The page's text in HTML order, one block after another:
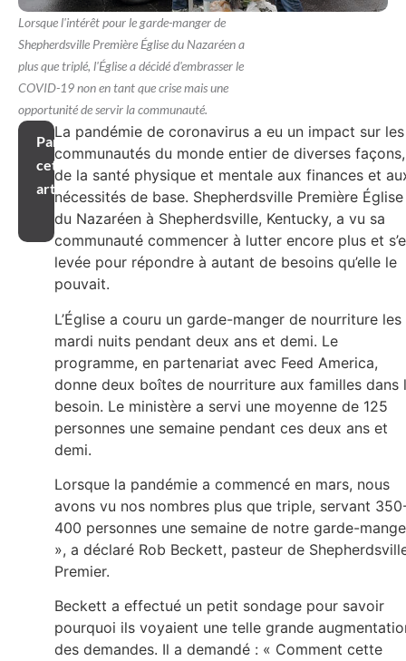
Lorsque l'intérêt pour le garde-manger de
Shepherdsville Première Église du Nazaréen a
plus que triplé, l'Église a décidé d'embrasser le
COVID-19 non en tant que crise mais une
opportunité de servir la communauté.
Partager
cet
article
La pandémie de coronavirus a eu un impact sur les
communautés du monde entier de diverses façons,
de la santé physique et mentale aux finances et
nécessités de base. Shepherdsville Première Église
du Nazaréen à Shepherdsville, Kentucky, a vu sa
communauté commencer à lutter encore plus et
levée pour répondre à autant de besoins qu’elle le
pouvait.
L’Église a couru un garde-manger de nourriture les
mardi nuits pendant deux ans et demi. Le
programme, en partenariat avec Feed America,
donne deux boîtes de nourriture aux familles dans
besoin. Le ministère a servi une moyenne de 125
personnes une semaine pendant ces deux ans et
demi.
Lorsque la pandémie a commencé en mars, nous
avons vu nos nombres plus que triple, servant
400 personnes une semaine de notre garde-
», a déclaré Rob Beckett, pasteur de
Premier.
Beckett a effectué un petit sondage pour savoir
pourquoi ils voyaient une telle grande
des demandes. Il a demandé : « Comment cette